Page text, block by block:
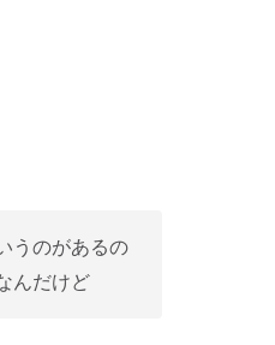
うのがあるの
んだけど